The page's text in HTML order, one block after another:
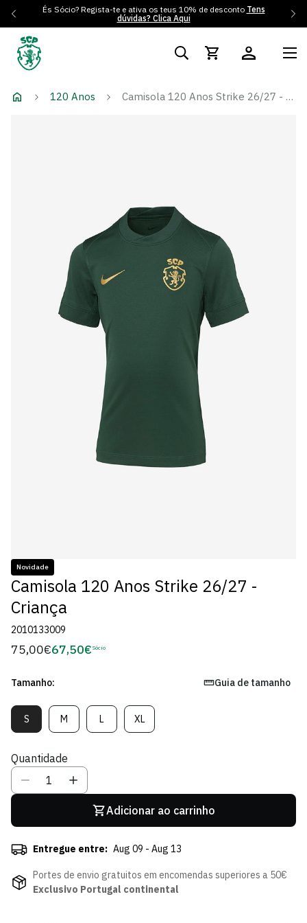
És Sócio? Regista-te e ativa os teus 10% de desconto Tens
dúvidas? Clica Aqui
120 Anos Camisola 120 Anos Strike 26/27 - Criança
Novidade
Camisola 120 Anos Strike 26/27 -
Criança
2010133009
Preço
75,00€Preço
Sócio
67,50€ Sócio
Tamanho: Guia de tamanho
SVariante
Esgotada
Indisponível
MVariante
Esgotada
Indisponível
LVariante
Esgotada
XLVariante
Esgotada
Quantidade
Adicionar ao carrinho
Entregue entre: Aug 09 - Aug 13
Portes de envio gratuitos em encomendas superiores a 50€
Exclusivo Portugal continental